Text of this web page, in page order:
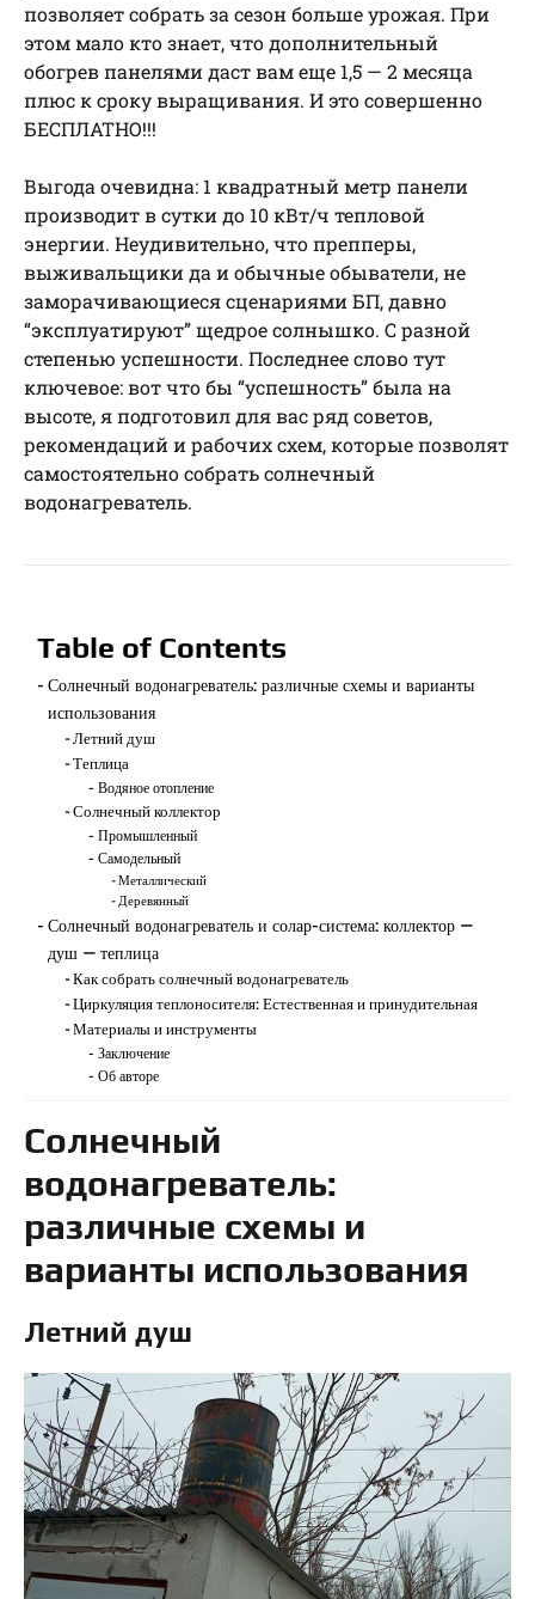
позволяет собрать за сезон больше урожая. При
этом мало кто знает, что дополнительный
обогрев панелями даст вам еще 1,5 — 2 месяца
плюс к сроку выращивания. И это совершенно
БЕСПЛАТНО!!!
Выгода очевидна: 1 квадратный метр панели
производит в сутки до 10 кВт/ч тепловой
энергии. Неудивительно, что препперы,
выживальщики да и обычные обыватели, не
заморачивающиеся сценариями БП, давно
“эксплуатируют” щедрое солнышко. С разной
степенью успешности. Последнее слово тут
ключевое: вот что бы “успешность” была на
высоте, я подготовил для вас ряд советов,
рекомендаций и рабочих схем, которые позволят
самостоятельно собрать солнечный
водонагреватель.
Table of Contents
Солнечный водонагреватель: различные схемы и варианты
использования
Летний душ
Теплица
Водяное отопление
Солнечный коллектор
Промышленный
Самодельный
Металлический
Деревянный
Солнечный водонагреватель и солар-система: коллектор —
душ — теплица
Как собрать солнечный водонагреватель
Циркуляция теплоносителя: Естественная и принудительная
Материалы и инструменты
Заключение
Об авторе
Солнечный
водонагреватель:
различные схемы и
варианты использования
Летний душ